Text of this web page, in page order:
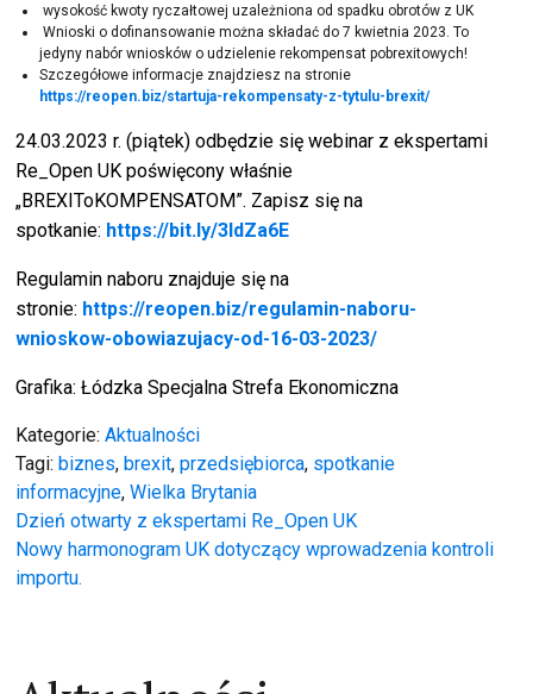
wysokość kwoty ryczałtowej uzależniona od spadku obrotów z UK
Wnioski o dofinansowanie można składać do 7 kwietnia 2023. To
jedyny nabór wniosków o udzielenie rekompensat pobrexitowych!
Szczegółowe informacje znajdziesz na stronie
https://reopen.biz/startuja-rekompensaty-z-tytulu-brexit/
24.03.2023 r. (piątek) odbędzie się webinar z ekspertami
Re_Open UK poświęcony właśnie
„BREXIToKOMPENSATOM”. Zapisz się na
spotkanie: https://bit.ly/3ldZa6E
Regulamin naboru znajduje się na
stronie: https://reopen.biz/regulamin-naboru-
wnioskow-obowiazujacy-od-16-03-2023/
Grafika: Łódzka Specjalna Strefa Ekonomiczna
Kategorie:Aktualności
Tagi:biznes,brexit,przedsiębiorca, spotkanie
informacyjne,Wielka Brytania
Nawigacja
wpisu
Dzień otwarty z ekspertami Re_Open UK
Nowy harmonogram UK dotyczący wprowadzenia kontroli
importu.